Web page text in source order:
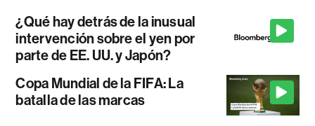
¿Qué hay detrás de la inusual
intervención sobre el yen por
parte de EE. UU. y Japón?
Copa Mundial de la FIFA: La
batalla de las marcas